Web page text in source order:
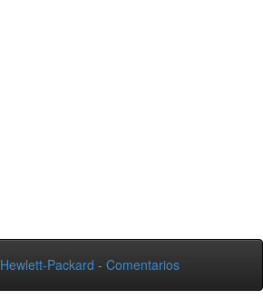
Hewlett-Packard - Comentarios